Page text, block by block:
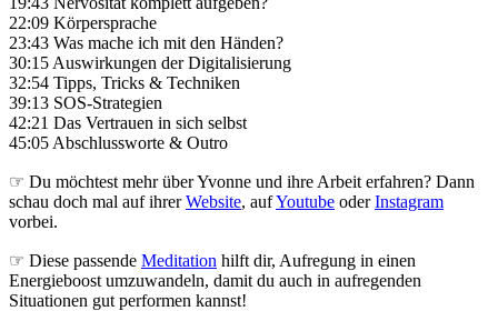
22:09 Körpersprache
23:43 Was mache ich mit den Händen?
30:15 Auswirkungen der Digitalisierung
32:54 Tipps, Tricks & Techniken
39:13 SOS-Strategien
42:21 Das Vertrauen in sich selbst
45:05 Abschlussworte & Outro
☞ Du möchtest mehr über Yvonne und ihre Arbeit erfahren? Dann
schau doch mal auf ihrerWebsite, aufYoutube oderInstagram
vorbei.
☞ Diese passende Meditation hilft dir, Aufregung in einen
Energieboost umzuwandeln, damit du auch in aufregenden
Situationen gut performen kannst!